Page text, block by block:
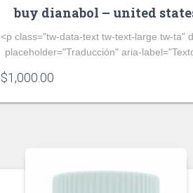
buy dianabol – united
<p class="tw-data-text tw-text-large tw-ta"
placeholder="Traducción" aria-
$1,000.00